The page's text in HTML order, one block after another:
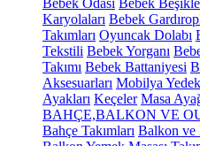
Bebek Odası Bebek
Karyolaları Bebek
Takımları Oyuncak Dolabı
Tekstili Bebek Yorganı
Takımı Bebek Battaniyesi
Aksesuarları Mobilya Yedek
Ayakları Keçeler Masa
BAHÇE,BALKON VE
Bahçe Takımları Balkon ve